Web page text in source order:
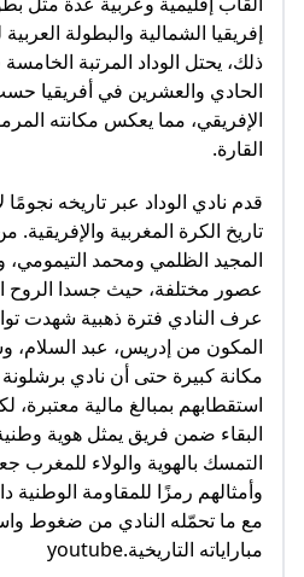
إفريقيا الشمالية والبطولة
ذلك، يحتل الوداد المرتبة
الحادي والعشرين في أفريقيا
الإفريقي، مما يعكس مكانته
القارة.
قدم نادي الوداد عبر تاريخه نجومًا
تاريخ الكرة المغربية والإفريقية.
المجيد الظلمي ومحمد
عصور مختلفة، حيث جسدا الروح
عرف النادي فترة ذهبية شهدت
المكون من إدريس، عبد السلام،
مكانة كبيرة حتى أن نادي
استقطابهم بمبالغ مالية
البقاء ضمن فريق يمثل هوية
التمسك بالهوية والولاء للمغرب
وأمثالهم رمزًا للمقاومة
مع ما تحمّله النادي من ضغوط
مباراياته التاريخية.youtube